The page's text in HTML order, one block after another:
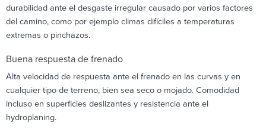
durabilidad ante el desgaste irregular causado por varios factores
del camino, como por ejemplo climas difíciles a temperaturas
extremas o pinchazos.
Buena respuesta de frenado
Alta velocidad de respuesta ante el frenado en las curvas y en
cualquier tipo de terreno, bien sea seco o mojado. Comodidad
incluso en superficies deslizantes y resistencia ante el
hydroplaning.